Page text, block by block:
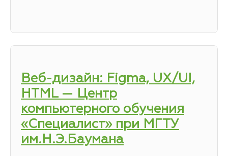
Веб-дизайн: Figma, UX/UI,
HTML — Центр
компьютерного обучения
«Специалист» при МГТУ
им.Н.Э.Баумана